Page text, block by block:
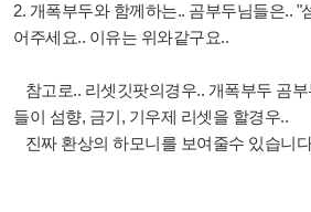
2. 개폭부두와 함께하는.. 곰부두님들은.. "
어주세요.. 이유는 위와같구요..
참고로.. 리셋깃팟의경우.. 개폭부두 곰
들이 섬향, 금기, 기우제 리셋을 할경우..
진짜 환상의 하모니를 보여줄수 있습니